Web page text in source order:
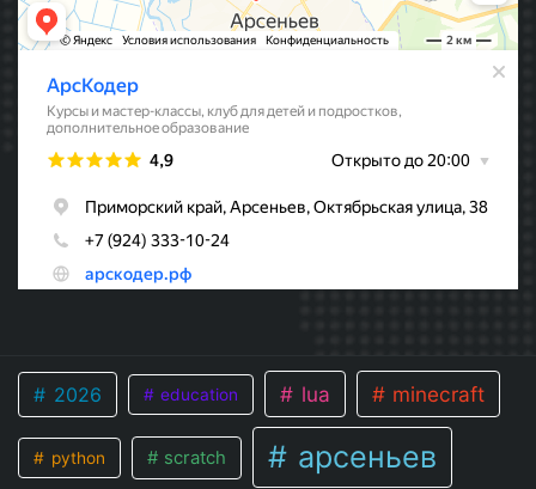
2026 education lua minecraft
python scratch
арсеньев